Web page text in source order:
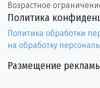
Возрастное
Политика
Политика обработки
на обработку
Размещение